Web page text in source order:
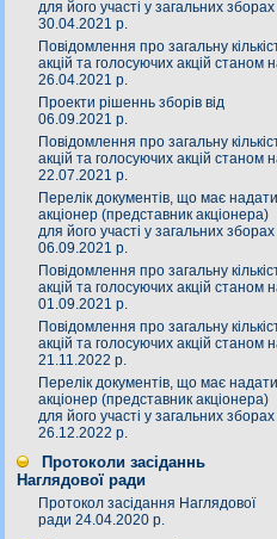
для його участі у загальних зборах
30.04.2021 р.
Повідомлення про загальну
акцій та голосуючих акцій станом
26.04.2021 р.
Проекти рішеннь зборів від
06.09.2021 р.
Повідомлення про загальну
акцій та голосуючих акцій станом
22.07.2021 р.
Перелік документів, що має надати
акціонер (представник акціонера)
для його участі у загальних зборах
06.09.2021 р.
Повідомлення про загальну
акцій та голосуючих акцій станом
01.09.2021 р.
Повідомлення про загальну
акцій та голосуючих акцій станом
21.11.2022 р.
Перелік документів, що має надати
акціонер (представник акціонера)
для його участі у загальних зборах
26.12.2022 р.
Протоколи засіданнь
Наглядової ради
Протокол засідання Наглядової
ради 24.04.2020 р.